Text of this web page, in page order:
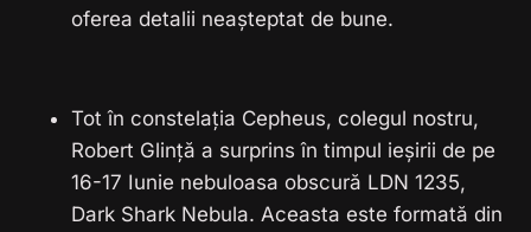
oferea detalii neașteptat de bune.
Tot în constelația Cepheus, colegul nostru,
Robert Glință a surprins în timpul ieșirii de pe
16-17 Iunie nebuloasa obscură LDN 1235,
Dark Shark Nebula. Aceasta este formată din